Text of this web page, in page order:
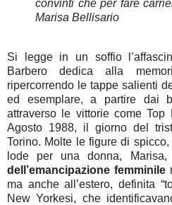
convinti che per fare
Marisa Bellisario
Si legge in un soffio
Barbero dedica alla
ripercorrendo le tappe salienti
ed esemplare, a partire dai
attraverso le vittorie come
Agosto 1988, il giorno del
Torino. Molte le figure di
lode per una donna,
dell’emancipazione femminile
ma anche all’estero, definita
New Yorkesi, che